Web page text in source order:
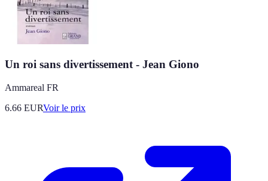
Un roi sans divertissement - Jean Giono
Ammareal FR
6.66 EURVoir le prix